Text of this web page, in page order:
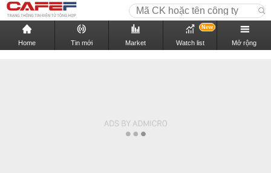
Home Tin mới Market Watch list
New
Mở rộng